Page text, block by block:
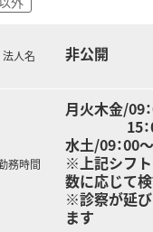
剤師の資格取得支
法人名 非公開
務時間
月火木金/09：
15：00～
水土/09：00～
※上記シフト
数に応じて
※診察が延
ます